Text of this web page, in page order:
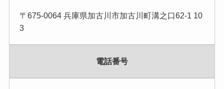
〒675-0064 兵庫県加古川市加古川町溝之口62-1 10
3
電話番号